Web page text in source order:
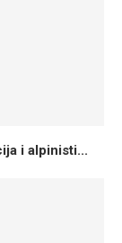
i alpinisti...